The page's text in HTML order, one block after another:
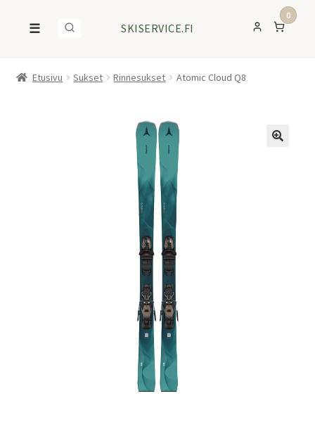
☰ SKISERVICE.FI
0
Etusivu Sukset Rinnesukset Atomic Cloud Q8